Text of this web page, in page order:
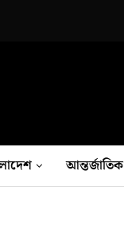
আন্তর্জাতিক